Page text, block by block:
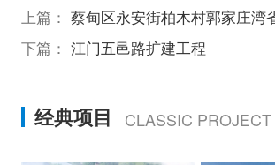
上篇： 蔡甸区永安街柏木村郭家庄湾省级美丽
下篇： 江门五邑路扩建工程
经典项目 CLASSIC PROJECT